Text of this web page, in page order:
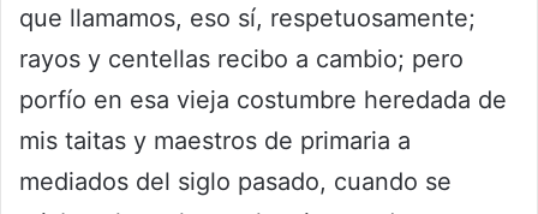
que llamamos, eso sí, respetuosamente;
rayos y centellas recibo a cambio; pero
porfío en esa vieja costumbre heredada de
mis taitas y maestros de primaria a
mediados del siglo pasado, cuando se